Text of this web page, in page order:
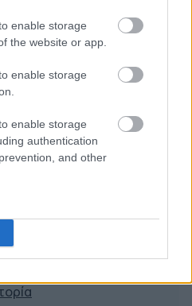
enable storage
the website or app.
enable storage
enable storage
authentication
and other
στο δρόμο για το